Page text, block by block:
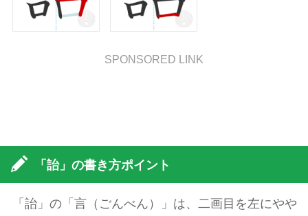
SPONSORED LINK
「詒」の書き方ポイント
「詒」の「言（ごんべん）」は、二画目を左にやや